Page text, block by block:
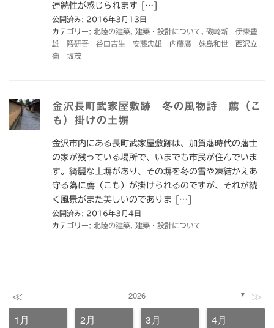
連続性が感じられます […]
公開済み: 2016年3月13日
カテゴリー: 北陸の建築 建築・設計について
磯崎新 伊東豊
雄 隈研吾 谷口吉生 安藤忠雄 内藤廣 妹島和世 西沢立
衛 坂茂
金沢長町武家屋敷跡 冬の風物詩 薦（こ
も）掛けの土塀
金沢市内にある長町武家屋敷跡は、加賀藩時代の藩士
の家が残っている場所で、いまでも市民が住んでいま
す。綺麗な土塀があり、その塀を冬の雪や凍結かえあ
守る為に薦（こも）が掛けられるのですが、それが続
く風景がまた美しいのでありま […]
公開済み: 2016年3月4日
カテゴリー: 北陸の建築 建築・設計について
≪ 2026 ▼ ≫
1月 2月 3月 4月